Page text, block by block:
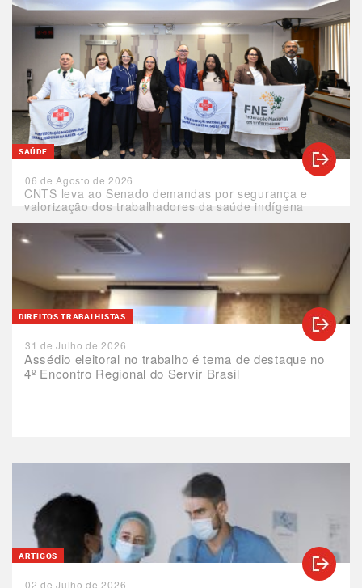
CNTS leva ao Senado demandas por segurança e
valorização dos trabalhadores da saúde indígena
SAÚDE
06 de Agosto de 2026
Assédio eleitoral no trabalho é tema de destaque no
4º Encontro Regional do Servir Brasil
DIREITOS TRABALHISTAS
31 de Julho de 2026
ARTIGOS
02 de Julho de 2026